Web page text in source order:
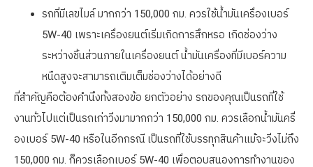
รถที่มีเลขไมล์ มากกว่า 150,000 กม. ควรใช้น้ำมันเครื่องเบอร์
5W-40 เพราะเครื่องยนต์เริ่มเกิดการสึกหรอ เกิดช่องว่าง
ระหว่างชิ้นส่วนภายในเครื่องยนต์ น้ำมันเครื่องที่มีเบอร์ความ
หนืดสูงจะสามารถเติมเต็มช่องว่างได้อย่างดี
ที่สำคัญคือต้องคำนึงทั้งสองข้อ ยกตัวอย่าง รถของคุณเป็นรถที่ใช้
งานทั่วไปแต่เป็นรถเก่าวิ่งมามากกว่า 150,000 กม. ควรเลือกน้ำมันครื่
องเบอร์ 5W-40 หรือในอีกกรณี เป็นรถที่ใช้บรรทุกสินค้าแม้จะวิ่งไม่ถึง
150,000 กม. ก็ควรเลือกเบอร์ 5W-40 เพื่อตอบสนองการทำงานของ